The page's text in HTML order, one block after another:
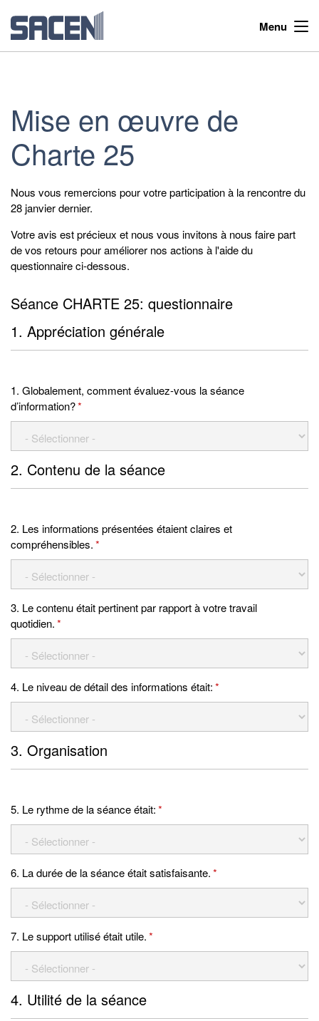
Menu
Mise en œuvre de
Charte 25
Nous vous remercions pour votre participation à la rencontre du
28 janvier dernier.
Votre avis est précieux et nous vous invitons à nous faire part
de vos retours pour améliorer nos actions à l'aide du
questionnaire ci-dessous.
Séance CHARTE 25: questionnaire
1. Appréciation générale
1. Globalement, comment évaluez-vous la séance
d’information?*
2. Contenu de la séance
2. Les informations présentées étaient claires et
compréhensibles.*
3. Le contenu était pertinent par rapport à votre travail
quotidien.*
4. Le niveau de détail des informations était:*
3. Organisation
5. Le rythme de la séance était:*
6. La durée de la séance était satisfaisante.*
7. Le support utilisé était utile.*
4. Utilité de la séance